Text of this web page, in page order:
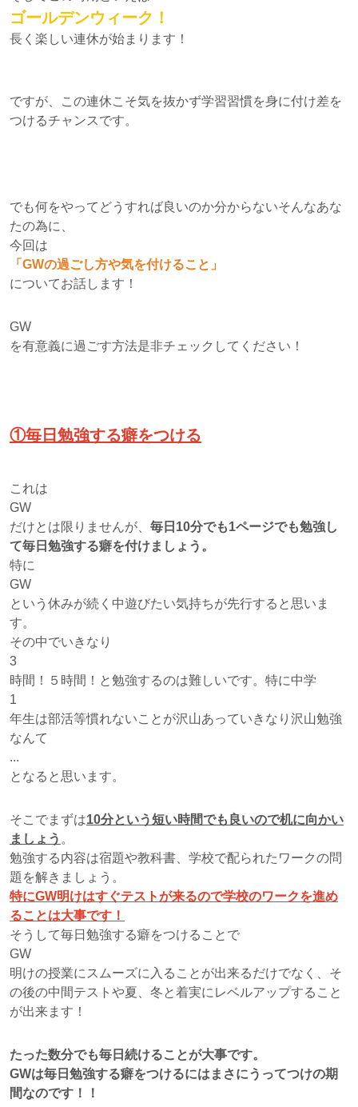
ゴールデンウィーク！
長く楽しい連休が始まります！
ですが、この連休こそ気を抜かず学習習慣を身に付け差を
つけるチャンスです。
でも何をやってどうすれば良いのか分からないそんなあな
たの為に、
今回は
「GWの過ごし方や気を付けること」
についてお話します！
GW
を有意義に過ごす方法是非チェックしてください！
①毎日勉強する癖をつける
これは
GW
だけとは限りませんが、 毎日10分でも1ページでも勉強し
て毎日勉強する癖を付けましょう。
特に
GW
という休みが続く中遊びたい気持ちが先行すると思いま
す。
その中でいきなり
3
時間！５時間！と勉強するのは難しいです。特に中学
1
年生は部活等慣れないことが沢山あっていきなり沢山勉強
なんて
...
となると思います。
そこでまずは10分という短い時間でも良いので机に向かい
ましょう 。
勉強する内容は宿題や教科書、学校で配られたワークの問
題を解きましょう。
特にGW明けはすぐテストが来るので学校のワークを進め
ることは大事です！
そうして毎日勉強する癖をつけることで
GW
明けの授業にスムーズに入ることが出来るだけでなく、そ
の後の中間テストや夏、冬と着実にレベルアップすること
が出来ます！
たった数分でも毎日続けることが大事です。
GWは毎日勉強する癖をつけるにはまさにうってつけの期
間なのです！！